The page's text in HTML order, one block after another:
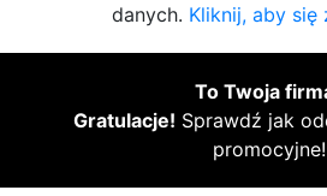
danych. Kliknij, aby się
To Twoja
Gratulacje! Sprawdź jak
promocyjne!